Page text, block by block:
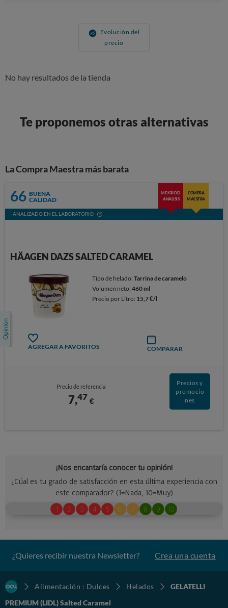
Evolución del
precio
No hay resultados de la tienda
Te proponemos otras alternativas
La Compra Maestra más barata
66 BUENA
CALIDAD
MEJOR DEL
ANÁLISIS
COMPRA
MAESTRA
ANALIZADO EN EL LABORATORIO
HÄAGEN DAZS SALTED CARAMEL
Tipo de helado:Tarrina de caramelo
Volumen neto:460 ml
Precio por Litro: 15,7 €/l
AGREGAR A FAVORITOS COMPARAR
Precio de referencia
7,47 €
Precios y
promocio
nes
¿Quieres recibir nuestra Newsletter? Crea una cuenta
Alimentación : Dulces Helados
GELATELLI
PREMIUM (LIDL) Salted Caramel